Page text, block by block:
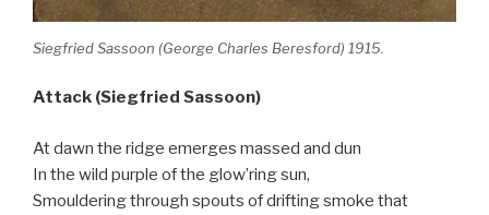
Siegfried Sassoon (George Charles Beresford) 1915.
Attack (Siegfried Sassoon)
At dawn the ridge emerges massed and dun
In the wild purple of the glow’ring sun,
Smouldering through spouts of drifting smoke that